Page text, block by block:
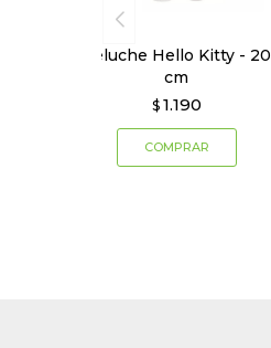
Peluche Hello Kitty - 20
cm
$ 1.190